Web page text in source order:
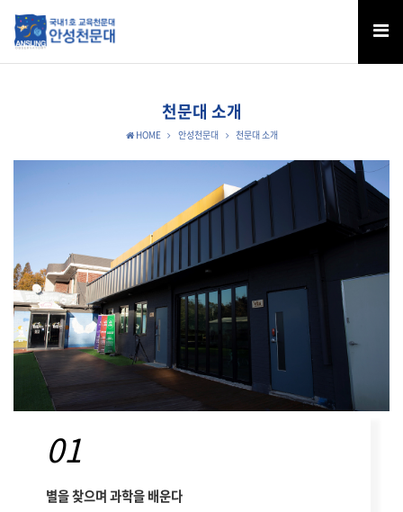
천문대 소개
HOME 안성천문대 천문대 소개
01
별을 찾으며 과학을 배운다